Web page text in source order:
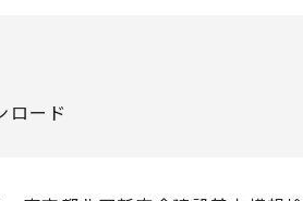
ロード